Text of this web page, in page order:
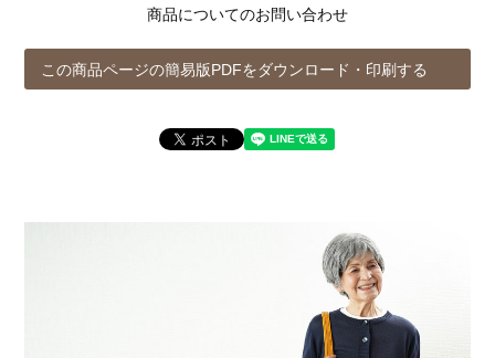
商品についてのお問い合わせ
この商品ページの簡易版PDFをダウンロード・印刷する